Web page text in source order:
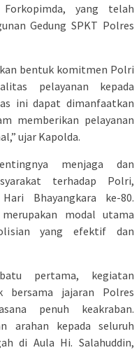
yang telah
Gedung SPKT Polres
bentuk komitmen Polri
pelayanan kepada
ini dapat dimanfaatkan
memberikan pelayanan
ujar Kapolda.
menjaga dan
terhadap Polri,
Bhayangkara ke-80.
modal utama
yang efektif dan
pertama, kegiatan
bersama jajaran Polres
penuh keakraban.
arahan kepada seluruh
di Aula Hi. Salahuddin,